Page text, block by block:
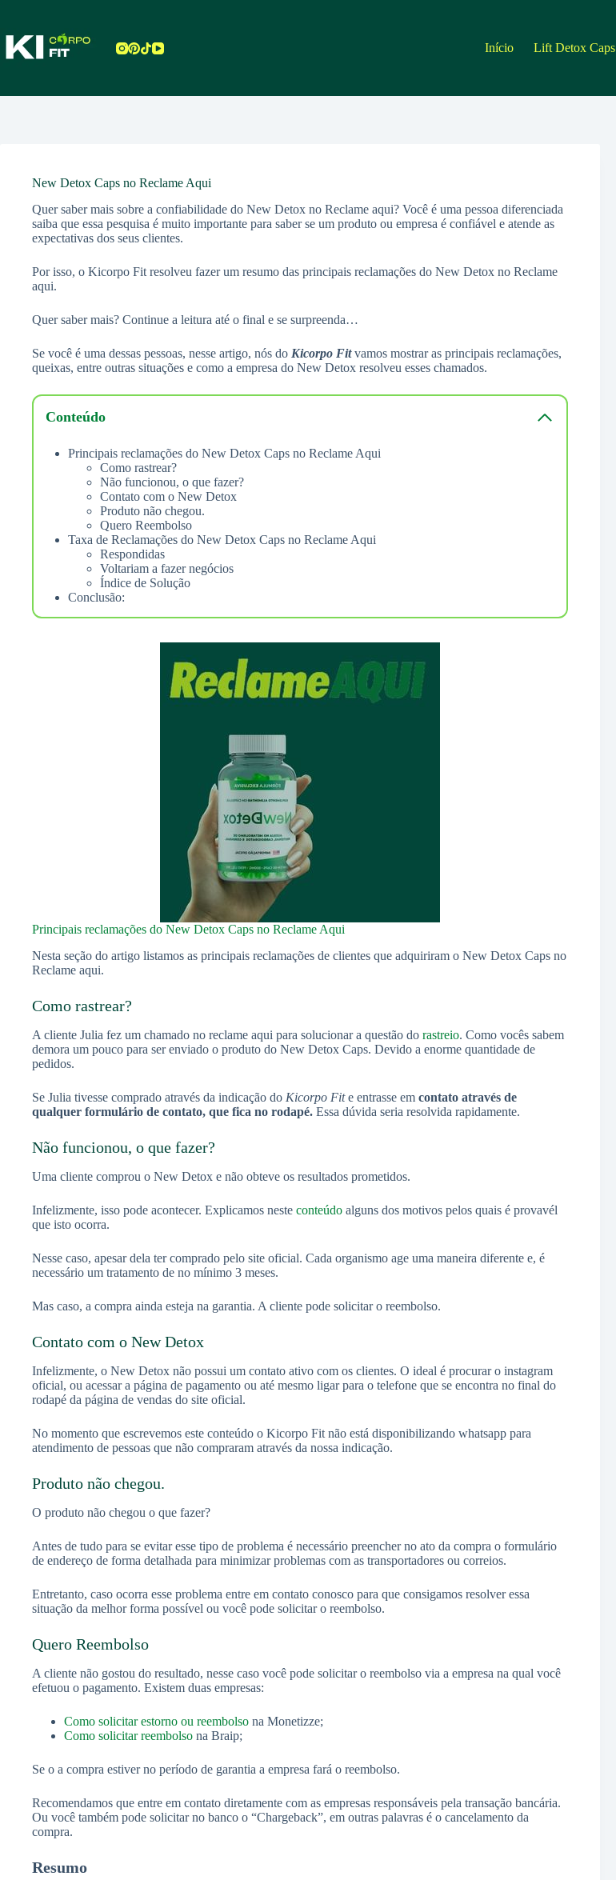
conteúdo
Início Lift Detox Caps
New Detox Caps no Reclame Aqui
Quer saber mais sobre a confiabilidade do New Detox no Reclame aqui? Você é uma pessoa diferenciada
saiba que essa pesquisa é muito importante para saber se um produto ou empresa é confiável e atende as
expectativas dos seus clientes.
Por isso, o Kicorpo Fit resolveu fazer um resumo das principais reclamações do New Detox no Reclame
aqui.
Quer saber mais? Continue a leitura até o final e se surpreenda…
Se você é uma dessas pessoas, nesse artigo, nós do Kicorpo Fitvamos mostrar as principais reclamações,
queixas, entre outras situações e como a empresa do New Detox resolveu esses chamados.
Conteúdo
Principais reclamações do New Detox Caps no Reclame Aqui
Como rastrear?
Não funcionou, o que fazer?
Contato com o New Detox
Produto não chegou.
Quero Reembolso
Taxa de Reclamações do New Detox Caps no Reclame Aqui
Respondidas
Voltariam a fazer negócios
Índice de Solução
Conclusão:
Principais reclamações do New Detox Caps no Reclame Aqui
Nesta seção do artigo listamos as principais reclamações de clientes que adquiriram o New Detox Caps no
Reclame aqui.
Como rastrear?
A cliente Julia fez um chamado no reclame aqui para solucionar a questão do rastreio. Como vocês sabem
demora um pouco para ser enviado o produto do New Detox Caps. Devido a enorme quantidade de
pedidos.
Se Julia tivesse comprado através da indicação do Kicorpo Fite entrasse em contato através de
qualquer formulário de contato, que fica no rodapé. Essa dúvida seria resolvida rapidamente.
Não funcionou, o que fazer?
Uma cliente comprou o New Detox e não obteve os resultados prometidos.
Infelizmente, isso pode acontecer. Explicamos neste conteúdo alguns dos motivos pelos quais é provavél
que isto ocorra.
Nesse caso, apesar dela ter comprado pelo site oficial. Cada organismo age uma maneira diferente e, é
necessário um tratamento de no mínimo 3 meses.
Mas caso, a compra ainda esteja na garantia. A cliente pode solicitar o reembolso.
Contato com o New Detox
Infelizmente, o New Detox não possui um contato ativo com os clientes. O ideal é procurar o instagram
oficial, ou acessar a página de pagamento ou até mesmo ligar para o telefone que se encontra no final do
rodapé da página de vendas do site oficial.
No momento que escrevemos este conteúdo o Kicorpo Fit não está disponibilizando whatsapp para
atendimento de pessoas que não compraram através da nossa indicação.
Produto não chegou.
O produto não chegou o que fazer?
Antes de tudo para se evitar esse tipo de problema é necessário preencher no ato da compra o formulário
de endereço de forma detalhada para minimizar problemas com as transportadores ou correios.
Entretanto, caso ocorra esse problema entre em contato conosco para que consigamos resolver essa
situação da melhor forma possível ou você pode solicitar o reembolso.
Quero Reembolso
A cliente não gostou do resultado, nesse caso você pode solicitar o reembolso via a empresa na qual você
efetuou o pagamento. Existem duas empresas:
Como solicitar estorno ou reembolso na Monetizze;
Como solicitar reembolso na Braip;
Se o a compra estiver no período de garantia a empresa fará o reembolso.
Recomendamos que entre em contato diretamente com as empresas responsáveis pela transação bancária.
Ou você também pode solicitar no banco o “Chargeback”, em outras palavras é o cancelamento da
compra.
Resumo